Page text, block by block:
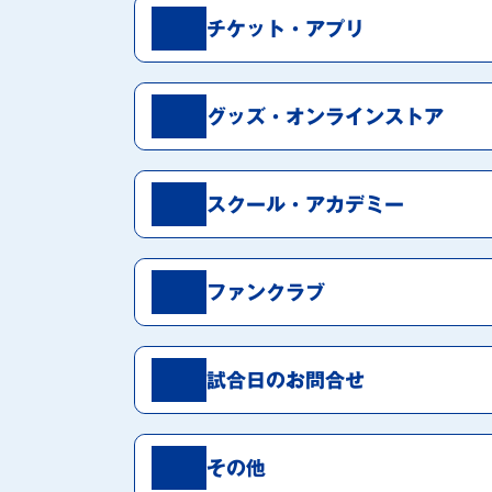
クラブハウス（練習
場）
応援メディア
ホームタウン活動
チケット・アプリ
グッズ・ オンラインストア
スクール・ アカデミー
ファンクラブ
試合日のお問合せ
その他